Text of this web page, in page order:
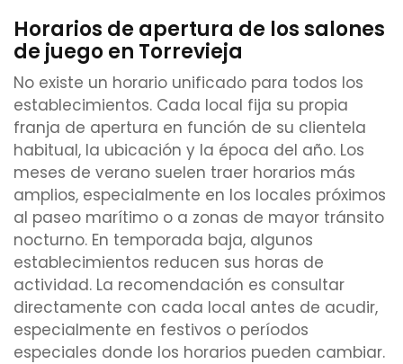
Horarios de apertura de los salones
de juego en Torrevieja
No existe un horario unificado para todos los
establecimientos. Cada local fija su propia
franja de apertura en función de su clientela
habitual, la ubicación y la época del año. Los
meses de verano suelen traer horarios más
amplios, especialmente en los locales próximos
al paseo marítimo o a zonas de mayor tránsito
nocturno. En temporada baja, algunos
establecimientos reducen sus horas de
actividad. La recomendación es consultar
directamente con cada local antes de acudir,
especialmente en festivos o períodos
especiales donde los horarios pueden cambiar.